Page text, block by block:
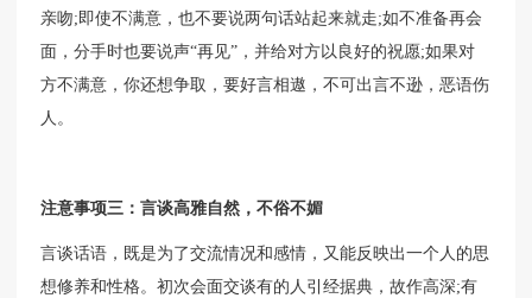
亲吻;即使不满意，也不要说两句话站起来就走;如不准备再会
面，分手时也要说声“再见”，并给对方以良好的祝愿;如果对
方不满意，你还想争取，要好言相遨，不可出言不逊，恶语伤
人。
注意事项三：言谈高雅自然，不俗不媚
言谈话语，既是为了交流情况和感情，又能反映出一个人的思
想修养和性格。初次会面交谈有的人引经据典，故作高深;有